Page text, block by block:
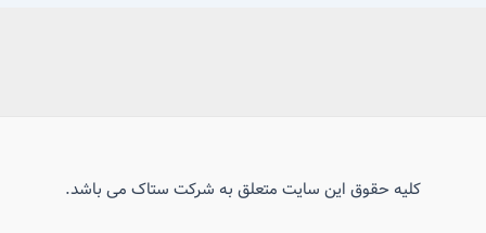
کلیه حقوق این سایت متعلق به شرکت ستاک می باشد.